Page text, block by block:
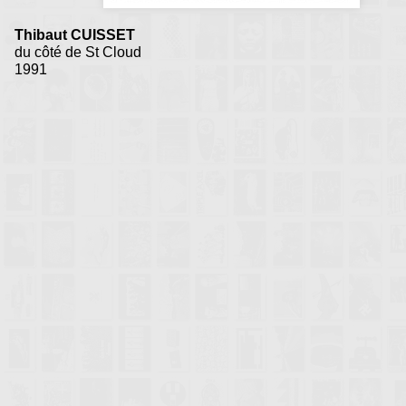
Thibaut CUISSET
du côté de St Cloud
1991